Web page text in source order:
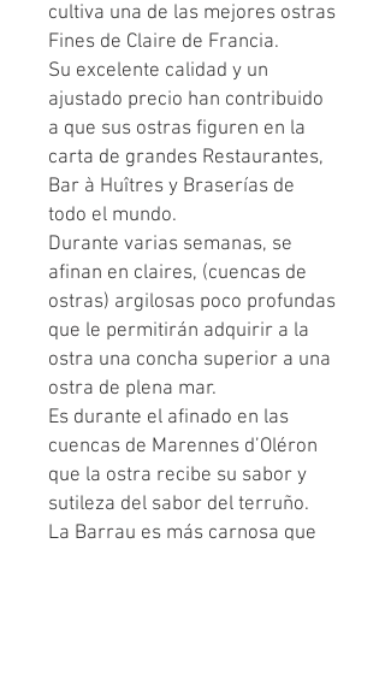
cultiva una de las mejores ostras
Fines de Claire de Francia.
Su excelente calidad y un
ajustado precio han contribuido
a que sus ostras figuren en la
carta de grandes Restaurantes,
Bar à Huîtres y Braserías de
todo el mundo.
Durante varias semanas, se
afinan en claires, (cuencas de
ostras) argilosas poco profundas
que le permitirán adquirir a la
ostra una concha superior a una
ostra de plena mar.
Es durante el afinado en las
cuencas de Marennes d’Oléron
que la ostra recibe su sabor y
sutileza del sabor del terruño.
La Barrau es más carnosa que